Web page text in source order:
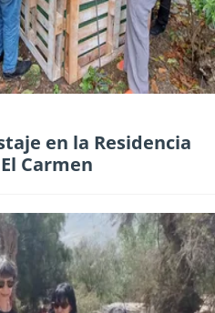
en la Residencia
Carmen